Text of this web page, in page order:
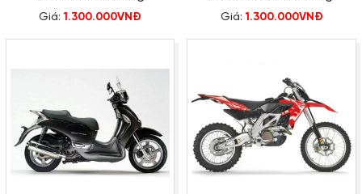
Giá:1.300.000VNĐ Giá:1.300.000VNĐ